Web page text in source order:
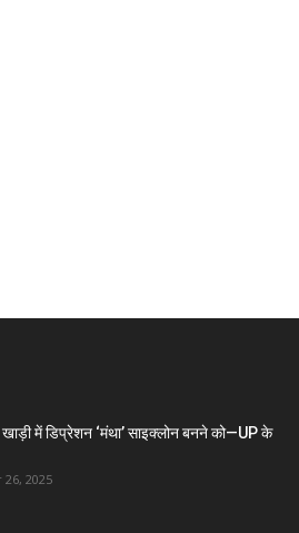
खाड़ी में डिप्रेशन ‘मंथा’ साइक्लोन बनने को—UP के
2025